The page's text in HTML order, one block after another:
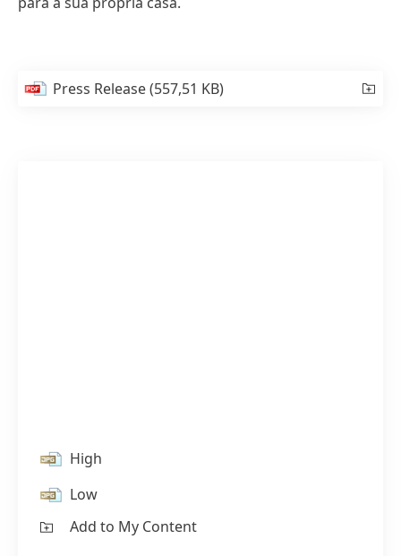
Press Release(557,51 KB)
High
Low
Add to My Content